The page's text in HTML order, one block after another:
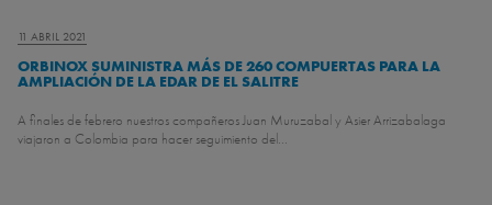
11 ABRIL 2021
ORBINOX SUMINISTRA MÁS DE 260 COMPUERTAS PARA LA
AMPLIACIÓN DE LA EDAR DE EL SALITRE
A finales de febrero nuestros compañeros Juan Muruzabal y Asier Arrizabalaga
viajaron a Colombia para hacer seguimiento del...